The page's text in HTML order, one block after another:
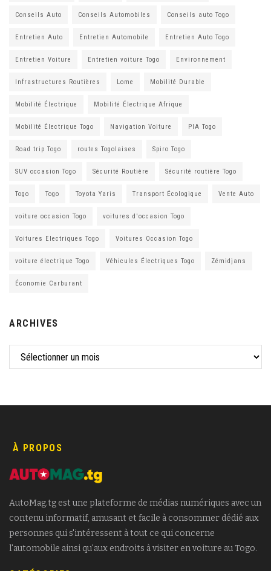
Conseils Auto Conseils Automobiles Conseils auto Togo
Entretien Auto Entretien Automobile Entretien Auto Togo
Entretien Voiture Entretien voiture Togo Environnement
Infrastructures Routières Lome Mobilité Durable
Mobilité Électrique Mobilité Électrique Afrique
Mobilité Électrique Togo Navigation Voiture PIA Togo
Road trip Togo routes Togolaises Spiro Togo
SUV occasion Togo Sécurité Routière Sécurité routière Togo
Togo Togo Toyota Yaris Transport Écologique Vente Auto
voiture occasion Togo voitures d'occasion Togo
Voitures Electriques Togo Voitures Occasion Togo
voiture électrique Togo Véhicules Électriques Togo Zémidjans
Économie Carburant
ARCHIVES
À PROPOS
AutoMag.tg est une plateforme de médias numériques avec un
contenu informatif, amusant et facile à consommer dédié aux
personnes qui s'intéressent à tout ce qui concerne
l'automobile ainsi qu'aux endroits à visiter en voiture au Togo.